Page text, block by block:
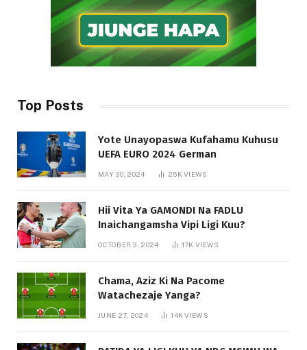
Top Posts
Yote Unayopaswa Kufahamu Kuhusu
UEFA EURO 2024 German
MAY 30, 2024 25KVIEWS
Hii Vita Ya GAMONDI Na FADLU
Inaichangamsha Vipi Ligi Kuu?
OCTOBER 3, 2024 17KVIEWS
Chama, Aziz Ki Na Pacome
Watachezaje Yanga?
JUNE 27, 2024 14KVIEWS